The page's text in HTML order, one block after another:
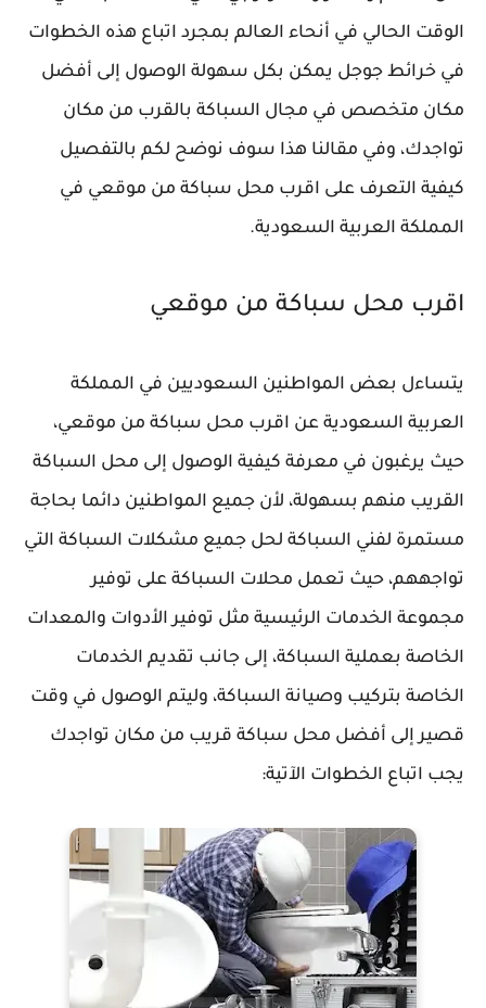
الوقت الحالي في أنحاء العالم بمجرد اتباع هذه الخطوات
في خرائط جوجل يمكن بكل سهولة الوصول إلى أفضل
مكان متخصص في مجال السباكة بالقرب من مكان
تواجدك، وفي مقالنا هذا سوف نوضح لكم بالتفصيل
كيفية التعرف على اقرب محل سباكة من موقعي في
المملكة العربية السعودية.
اقرب محل سباكة من موقعي
يتساءل بعض المواطنين السعوديين في المملكة
العربية السعودية عن اقرب محل سباكة من موقعي،
حيث يرغبون في معرفة كيفية الوصول إلى محل السباكة
القريب منهم بسهولة، لأن جميع المواطنين دائما بحاجة
مستمرة لفني السباكة لحل جميع مشكلات السباكة التي
تواجههم، حيث تعمل محلات السباكة على توفير
مجموعة الخدمات الرئيسية مثل توفير الأدوات والمعدات
الخاصة بعملية السباكة، إلى جانب تقديم الخدمات
الخاصة بتركيب وصيانة السباكة، وليتم الوصول في وقت
قصير إلى أفضل محل سباكة قريب من مكان تواجدك
يجب اتباع الخطوات الآتية: